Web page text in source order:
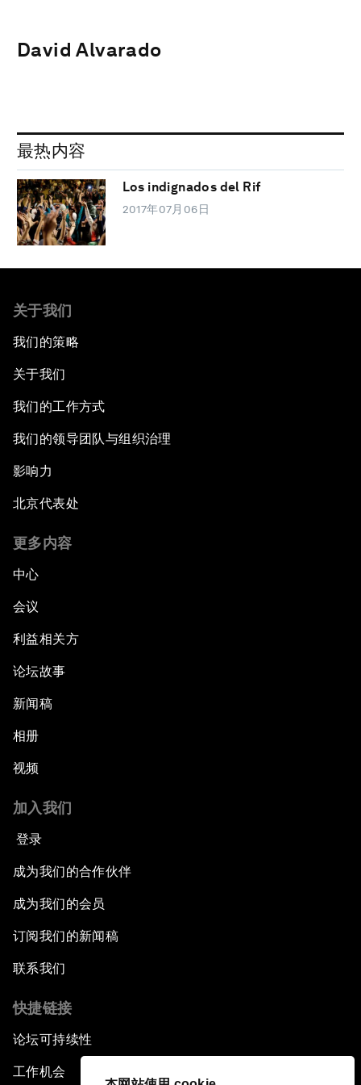
David Alvarado
最热内容
Los indignados del Rif
2017年07月06日
关于我们
我们的策略
关于我们
我们的工作方式
我们的领导团队与组织治理
影响力
北京代表处
更多内容
中心
会议
利益相关方
论坛故事
新闻稿
相册
视频
加入我们
登录
成为我们的合作伙伴
成为我们的会员
订阅我们的新闻稿
联系我们
快捷链接
论坛可持续性
工作机会